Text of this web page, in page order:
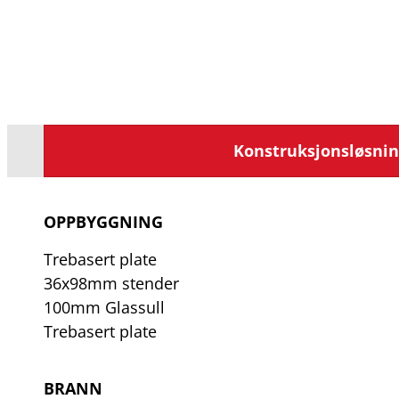
OPPBYGGNING
Trebasert plate
36x98mm stender
100mm Glassull
Trebasert plate
BRANN